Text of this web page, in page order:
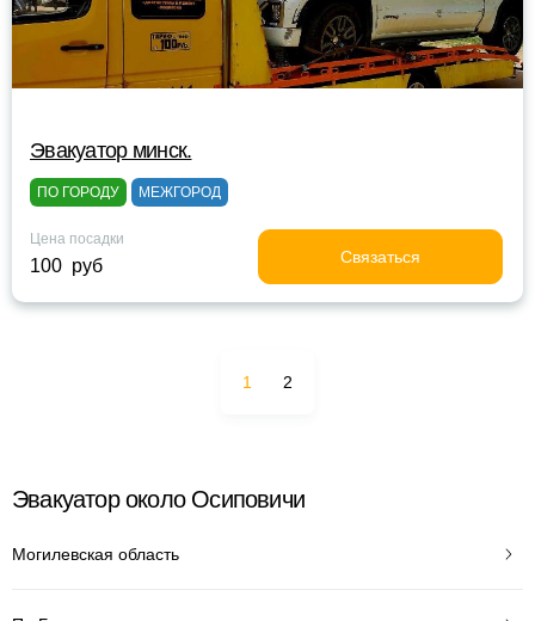
Эвакуатор минск.
ПО ГОРОДУ МЕЖГОРОД
Цена посадки
100 руб Связаться
1 2
Эвакуатор около Осиповичи
Могилевская область